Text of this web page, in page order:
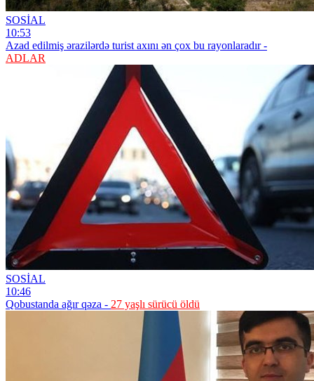
SOSİAL
10:53
Azad edilmiş ərazilərdə turist axını ən çox bu rayonlaradır -
ADLAR
SOSİAL
10:46
Qobustanda ağır qəza - 27 yaşlı sürücü öldü